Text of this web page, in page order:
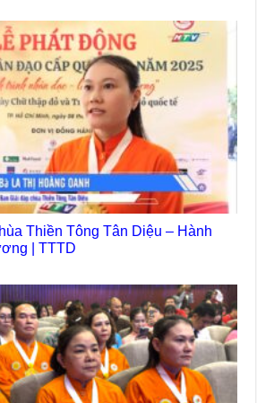
Thiền Tông Tân Diệu – Hành
| TTTD